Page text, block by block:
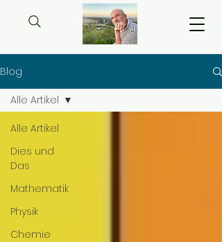
Blog
Alle Artikel
Dies und
Das
Mathematik
Physik
Chemie
Alle Artikel